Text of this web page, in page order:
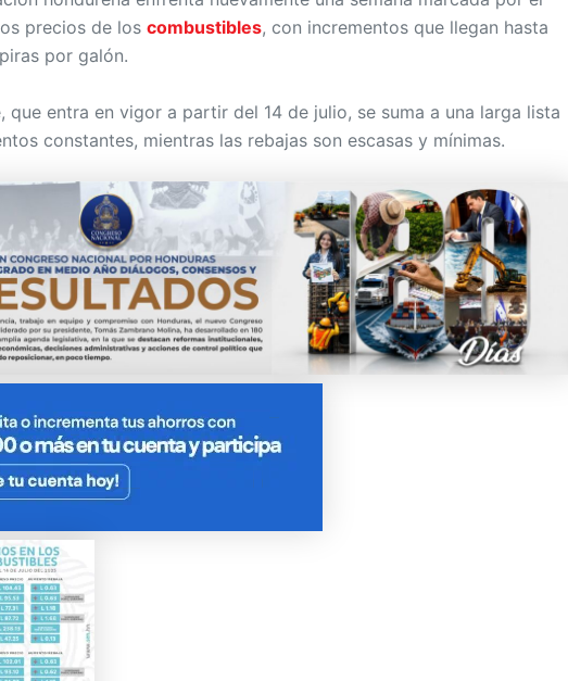
que entra en vigor a partir del 14 de julio, se suma a una larga lista
constantes, mientras las rebajas son escasas y mínimas.